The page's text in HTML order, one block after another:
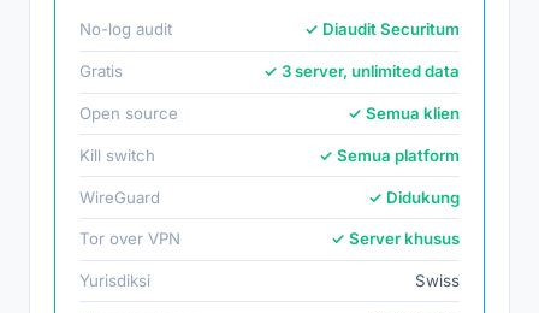
No-log audit ✓ Diaudit Securitum
Gratis ✓ 3 server, unlimited data
Open source ✓ Semua klien
Kill switch ✓ Semua platform
WireGuard ✓ Didukung
Tor over VPN ✓ Server khusus
Yurisdiksi Swiss